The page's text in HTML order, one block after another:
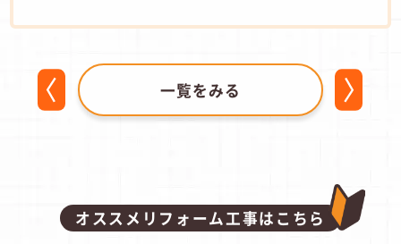
一覧をみる
オススメリフォーム工事はこちら